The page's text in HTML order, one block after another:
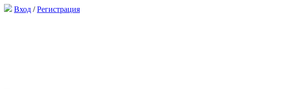
Вход /Регистрация